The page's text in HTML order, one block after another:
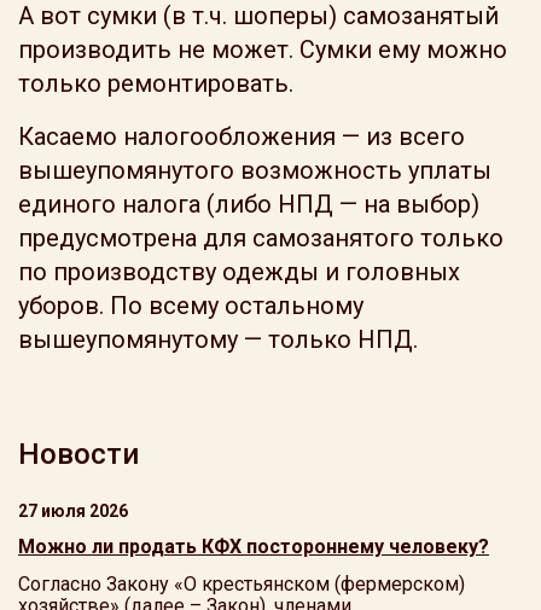
А вот сумки (в т.ч. шоперы) самозанятый
производить не может. Сумки ему можно
только ремонтировать.
Касаемо налогообложения — из всего
вышеупомянутого возможность уплаты
единого налога (либо НПД — на выбор)
предусмотрена для самозанятого только
по производству одежды и головных
уборов. По всему остальному
вышеупомянутому — только НПД.
Новости
27 июля 2026
Можно ли продать КФХ постороннему человеку?
Согласно Закону «О крестьянском (фермерском)